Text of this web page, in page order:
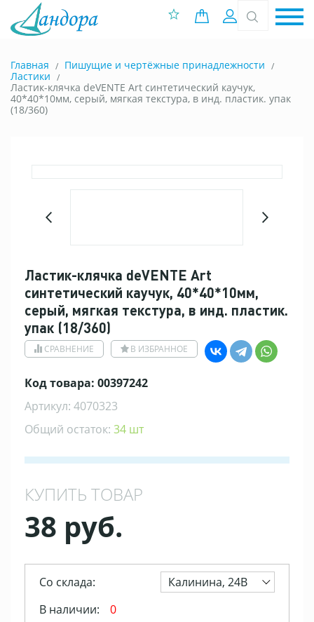
0 позиций
Вход
Главная
Пишущие и чертёжные принадлежности
Ластики
Ластик-клячка deVENTE Art синтетический каучук,
40*40*10мм, серый, мягкая текстура, в инд. пластик. упак
(18/360)
Ластик-клячка deVENTE Art
синтетический каучук, 40*40*10мм,
серый, мягкая текстура, в инд. пластик.
упак (18/360)
СРАВНЕНИЕ В ИЗБРАННОЕ
Код товара: 00397242
Артикул: 4070323
Общий остаток: 34 шт
КУПИТЬ ТОВАР
38 руб.
Со склада:
Калинина, 24В
В наличии:
0